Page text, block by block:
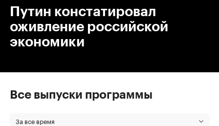
Путин констатировал
оживление российской
экономики
Все выпуски программы
За все время